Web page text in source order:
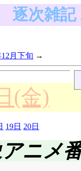
逐次雑記
12月下旬
(金)
19日 20日
ニメ